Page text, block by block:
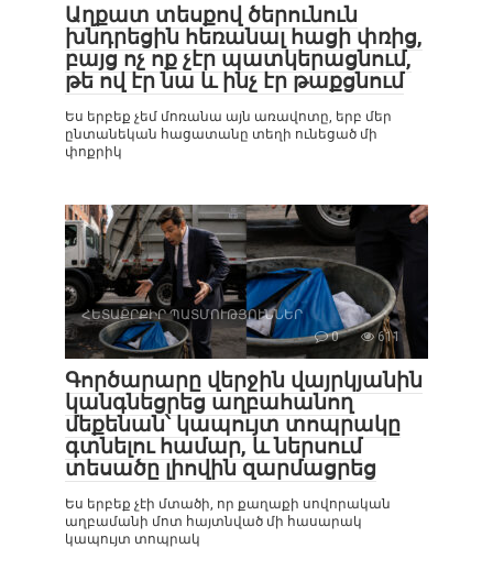
Աղքատ տեսքով ծերունուն
խնդրեցին հեռանալ հացի փռից,
բայց ոչ ոք չէր պատկերացնում,
թե ով էր նա և ինչ էր թաքցնում
Ես երբեք չեմ մոռանա այն առավոտը, երբ մեր
ընտանեկան հացատանը տեղի ունեցած մի
փոքրիկ
ՀԵՏԱՔՐՔԻՐ ՊԱՏՄՈՒԹՅՈՒՆՆԵՐ
0
611
Գործարարը վերջին վայրկյանին
կանգնեցրեց աղբահանող
մեքենան՝ կապույտ տոպրակը
գտնելու համար, և ներսում
տեսածը լիովին զարմացրեց
Ես երբեք չէի մտածի, որ քաղաքի սովորական
աղբամանի մոտ հայտնված մի հասարակ
կապույտ տոպրակ